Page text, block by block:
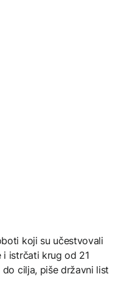
koji su učestvovali
i istrčati krug od 21
cilja, piše državni list